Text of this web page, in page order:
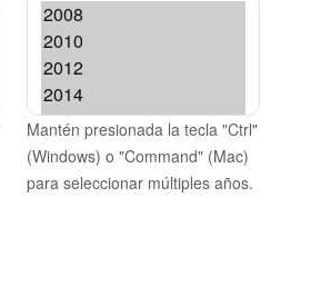
Mantén presionada la tecla "Ctrl"
(Windows) o "Command" (Mac)
para seleccionar múltiples años.